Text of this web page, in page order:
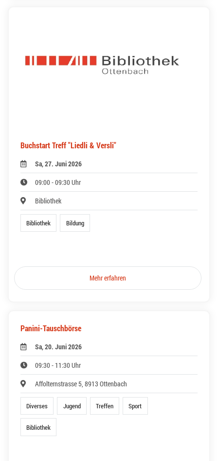
Buchstart Treff "Liedli & Versli"
Sa, 27. Juni 2026
09:00 - 09:30 Uhr
Bibliothek
Bibliothek Bildung
Mehr erfahren
Panini-Tauschbörse
Sa, 20. Juni 2026
09:30 - 11:30 Uhr
Affolternstrasse 5, 8913 Ottenbach
Diverses Jugend Treffen Sport
Bibliothek